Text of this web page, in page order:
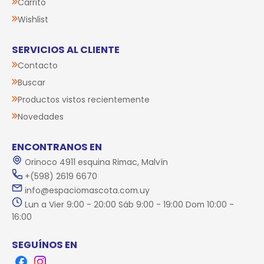
Carrito
Wishlist
SERVICIOS AL CLIENTE
Contacto
Buscar
Productos vistos recientemente
Novedades
ENCONTRANOS EN
Orinoco 4911 esquina Rimac, Malvín
+(598) 2619 6670
info@espaciomascota.com.uy
Lun a Vier 9:00 - 20:00 Sáb 9:00 - 19:00 Dom 10:00 -
16:00
SEGUÍNOS EN